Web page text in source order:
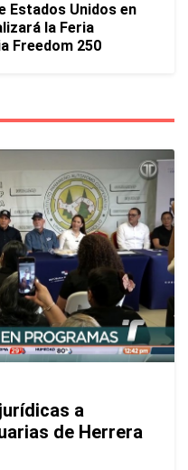
Estados Unidos en
la Feria
Freedom 250
a
de Herrera